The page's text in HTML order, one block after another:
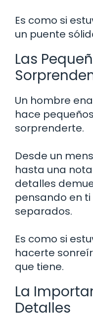
Es como si
un puente
Las
Un hombre
hace
sorprenderte.
Desde un
hasta una
detalles
pensando en
separados.
Es como si
hacerte
que tiene.
La
Detalles